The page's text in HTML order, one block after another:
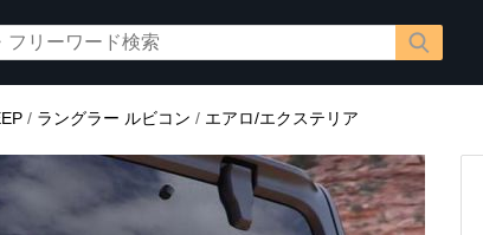
/ ラングラー ルビコン / エアロ/エクステリア